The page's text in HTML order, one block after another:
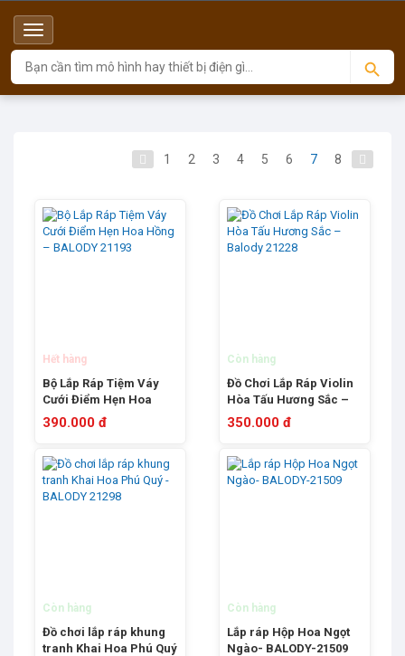
Menu
Top
1 2 3 4 5 6 7 8
Hết hàng
Bộ Lắp Ráp Tiệm Váy
Cưới Điểm Hẹn Hoa
Hồng – BALODY 21193
390.000 đ
Còn hàng
Đồ Chơi Lắp Ráp Violin
Hòa Tấu Hương Sắc –
Balody 21228
350.000 đ
Còn hàng
Đồ chơi lắp ráp khung
tranh Khai Hoa Phú Quý
Còn hàng
Lắp ráp Hộp Hoa Ngọt
Ngào- BALODY-21509